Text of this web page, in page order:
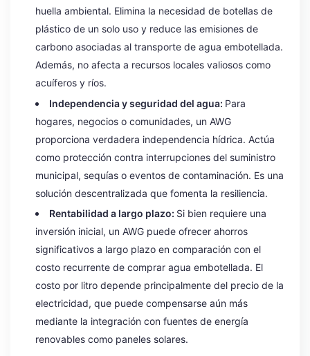
huella ambiental. Elimina la necesidad de botellas de
plástico de un solo uso y reduce las emisiones de
carbono asociadas al transporte de agua embotellada.
Además, no afecta a recursos locales valiosos como
acuíferos y ríos.
Independencia y seguridad del agua: Para
hogares, negocios o comunidades, un AWG
proporciona verdadera independencia hídrica. Actúa
como protección contra interrupciones del suministro
municipal, sequías o eventos de contaminación. Es una
solución descentralizada que fomenta la resiliencia.
Rentabilidad a largo plazo: Si bien requiere una
inversión inicial, un AWG puede ofrecer ahorros
significativos a largo plazo en comparación con el
costo recurrente de comprar agua embotellada. El
costo por litro depende principalmente del precio de la
electricidad, que puede compensarse aún más
mediante la integración con fuentes de energía
renovables como paneles solares.